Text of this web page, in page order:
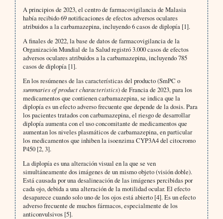
A principios de 2023, el centro de farmacovigilancia de Malasia
había recibido 69 notificaciones de efectos adversos oculares
atribuidos a la carbamazepina, incluyendo 6 casos de diplopía [1].
A finales de 2022, la base de datos de farmacovigilancia de la
Organización Mundial de la Salud registró 3.000 casos de efectos
adversos oculares atribuidos a la carbamazepina, incluyendo 785
casos de diplopía [1].
En los resúmenes de las características del producto (SmPC o
summaries of product characteristics) de Francia de 2023, para los
medicamentos que contienen carbamazepina, se indica que la
diplopía es un efecto adverso frecuente que depende de la dosis. Para
los pacientes tratados con carbamazepina, el riesgo de desarrollar
diplopía aumenta con el uso concomitante de medicamentos que
aumentan los niveles plasmáticos de carbamazepina, en particular
los medicamentos que inhiben la isoenzima CYP3A4 del citocromo
P450 [2, 3].
La diplopía es una alteración visual en la que se ven
simultáneamente dos imágenes de un mismo objeto (visión doble).
Está causada por una desalineación de las imágenes percibidas por
cada ojo, debida a una alteración de la motilidad ocular. El efecto
desaparece cuando solo uno de los ojos está abierto [4]. Es un efecto
adverso frecuente de muchos fármacos, especialmente de los
anticonvulsivos [5].